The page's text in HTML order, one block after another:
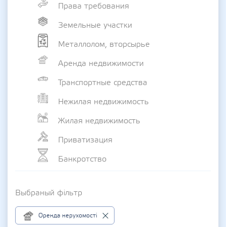
Права требования
Земельные участки
Металлолом, вторсырье
Аренда недвижимости
Транспортные средства
Нежилая недвижимость
Жилая недвижимость
Приватизация
Банкротство
Выбраный фільтр
Оренда нерухомості